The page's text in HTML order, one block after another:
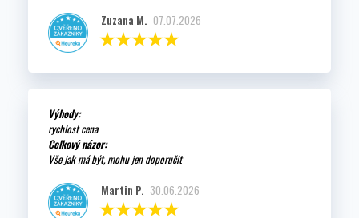
Zuzana M. 07.07.2026
Výhody:
rychlost cena
Celkový názor:
Vše jak má být, mohu jen doporučit
Martin P. 30.06.2026